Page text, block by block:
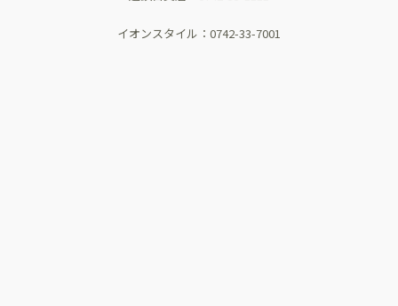
イオンスタイル：0742-33-7001